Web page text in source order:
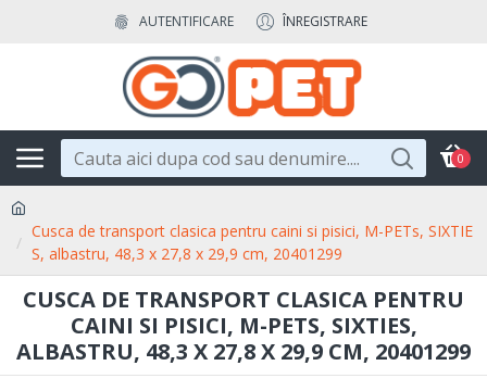
AUTENTIFICARE ÎNREGISTRARE
0
Cusca de transport clasica pentru caini si pisici, M-PETs, SIXTIE
S, albastru, 48,3 x 27,8 x 29,9 cm, 20401299
CUSCA DE TRANSPORT CLASICA PENTRU
CAINI SI PISICI, M-PETS, SIXTIES,
ALBASTRU, 48,3 X 27,8 X 29,9 CM, 20401299